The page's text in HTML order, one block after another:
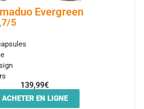
Evergreen
5
139,99€
ACHETER EN LIGNE